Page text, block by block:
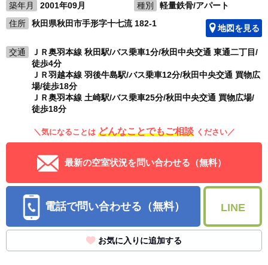
築年月
2001年09月 種別
軽量鉄骨/アパート
住所
秋田県秋田市手形字十七流 182-1 地図を見る
交通
ＪＲ奥羽本線 秋田駅/バス乗車1分/秋田中央交通 東通二丁目/
徒歩4分
ＪＲ羽越本線 羽後牛島駅/バス乗車12分/秋田中央交通 買物広
場/徒歩18分
ＪＲ奥羽本線 土崎駅/バス乗車25分/秋田中央交通 買物広場/
徒歩18分
＼気になることは どんなことでもご相談 ください／
最新の空室状況を問い合わせる（無料）
電話で問い合わせる（無料） LINE
お気に入りに追加する